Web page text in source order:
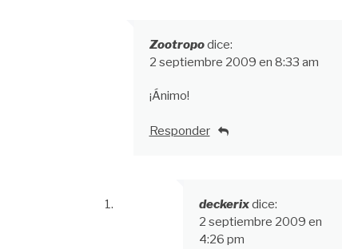
Zootropodice:
2 septiembre 2009 en 8:33 am
¡Ánimo!
Responder
deckerixdice:
2 septiembre 2009 en
4:26 pm